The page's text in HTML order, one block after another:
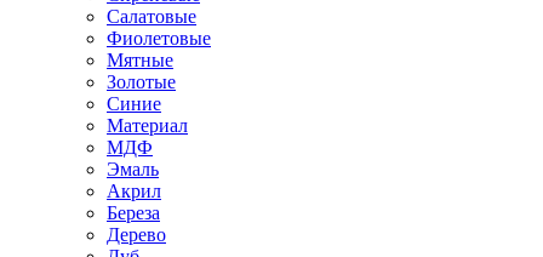
Салатовые
Фиолетовые
Мятные
Золотые
Синие
Материал
МДФ
Эмаль
Акрил
Береза
Дерево